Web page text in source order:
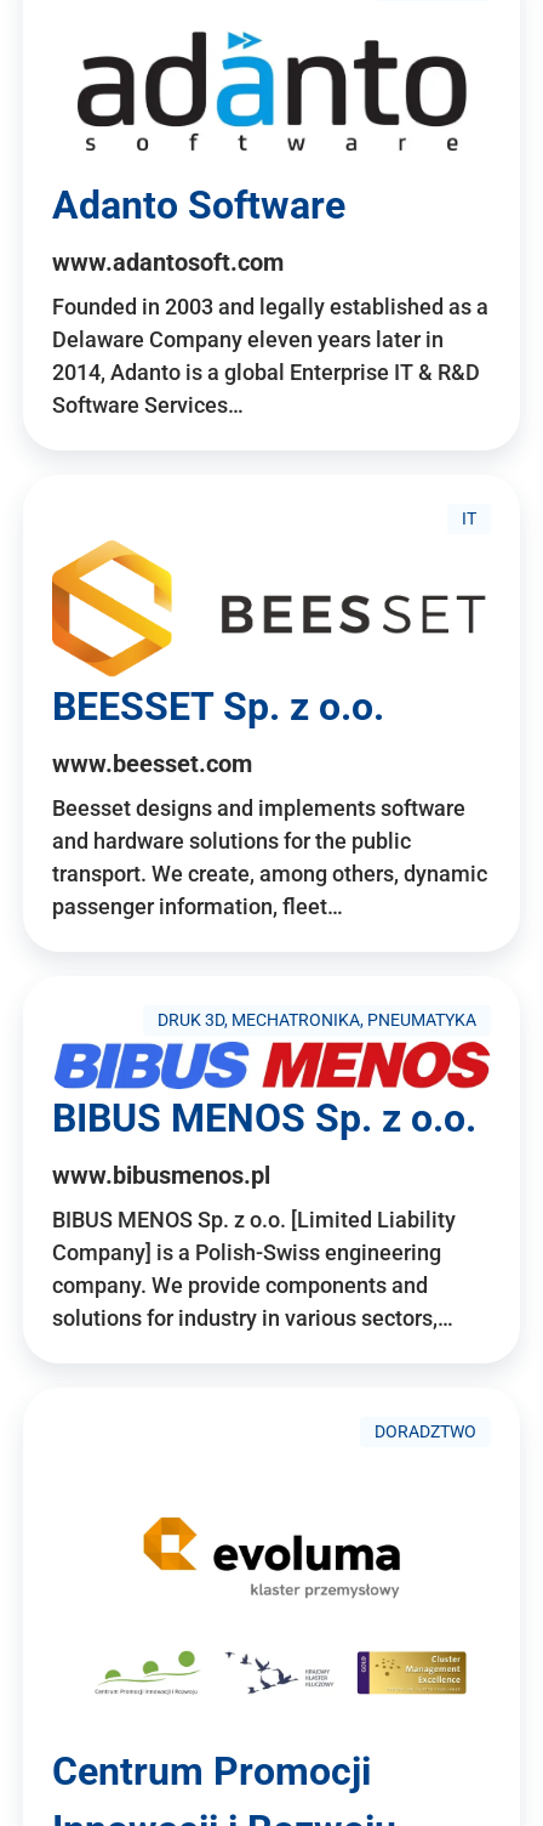
Adanto Software
www.adantosoft.com
Founded in 2003 and legally established as a
Delaware Company eleven years later in
2014, Adanto is a global Enterprise IT & R&D
Software Services…
IT
BEESSET Sp. z o.o.
www.beesset.com
Beesset designs and implements software
and hardware solutions for the public
transport. We create, among others, dynamic
passenger information, fleet…
DRUK 3D, MECHATRONIKA, PNEUMATYKA
BIBUS MENOS Sp. z o.o.
www.bibusmenos.pl
BIBUS MENOS Sp. z o.o. [Limited Liability
Company] is a Polish-Swiss engineering
company. We provide components and
solutions for industry in various sectors,…
DORADZTWO
Centrum Promocji